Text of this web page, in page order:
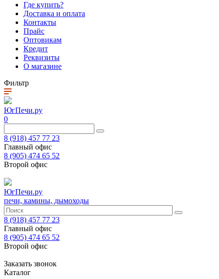
Где купить?
Доставка и оплата
Контакты
Прайс
Оптовикам
Кредит
Реквизиты
О магазине
Фильтр
ЮгПечи.ру
0
8 (918) 457 77 23
Главный офис
8 (905) 474 65 52
Второй офис
ЮгПечи.ру
печи, камины, дымоходы
8 (918) 457 77 23
Главный офис
8 (905) 474 65 52
Второй офис
Заказать звонок
Каталог